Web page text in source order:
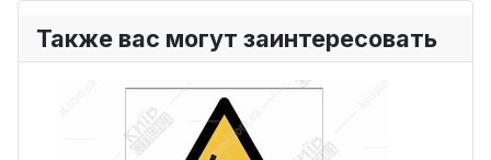
Также вас могут заинтересовать